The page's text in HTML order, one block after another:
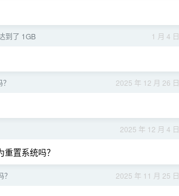
1 月 4 日
到了 1GB
2025 年 12 月 26 日
2025 年 12 月 4 日
置系统吗？
2025 年 11 月 25 日